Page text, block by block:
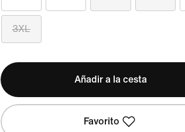
3XL
Añadir a la cesta
Favorito